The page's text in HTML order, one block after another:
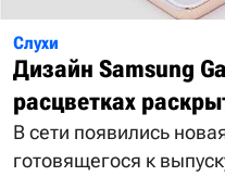
Слухи
Дизайн Samsung
расцветках
В сети появились
готовящегося к